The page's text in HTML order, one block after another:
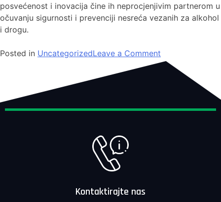
posvećenost i inovacija čine ih neprocjenjivim partnerom u
očuvanju sigurnosti i prevenciji nesreća vezanih za alkohol
i drogu.
Posted in UncategorizedLeave a Comment
Kontaktirajte nas